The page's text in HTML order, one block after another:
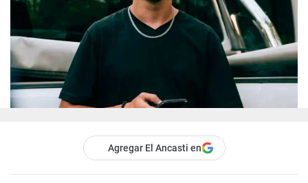
Agregar El Ancasti en